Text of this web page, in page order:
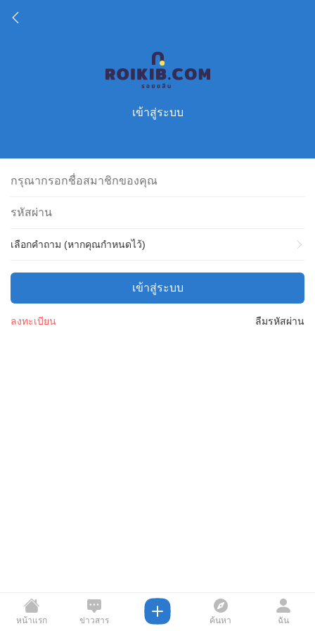
เข้าสู่ระบบ
เลือกคำถาม (หากคุณกำหนดไว้)
เข้าสู่ระบบ
ลืมรหัสผ่าน
ลงทะเบียน
หน้าแรก ข่าวสาร ค้นหา ฉัน